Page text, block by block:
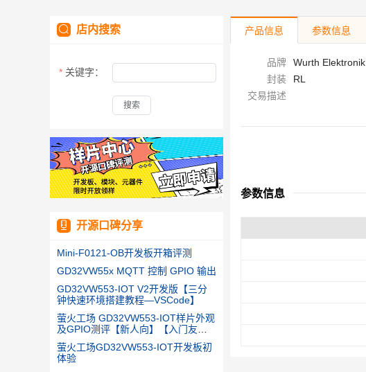
店内搜索
关键字：
搜索
开源口碑分享
Mini-F0121-OB开发板开箱评测
GD32VW55x MQTT 控制 GPIO 输出
GD32VW553-IOT V2开发版【三分
钟快速环境搭建教程—VSCode】
萤火工场 GD32VW553-IOT样片外观
及GPIO测评【新人向】【入门友
好】
萤火工场GD32VW553-IOT开发板初
体验
产品信息 参数信息
品牌 Wurth Elektronik
封装
RL
交易描述
参数信息